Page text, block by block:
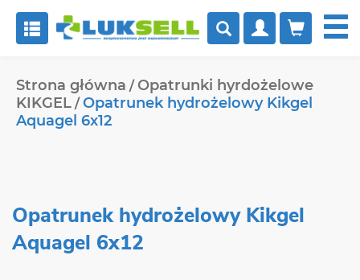
 
Strona główna
Opatrunki hyrdożelowe
KIKGEL
Opatrunek hydrożelowy Kikgel
Aquagel 6x12
Opatrunek hydrożelowy Kikgel
Aquagel 6x12